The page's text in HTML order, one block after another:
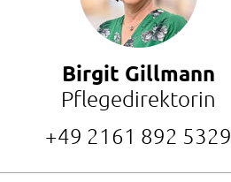
Birgit Gillmann
Pflegedirektorin
+49 2161 892 5329